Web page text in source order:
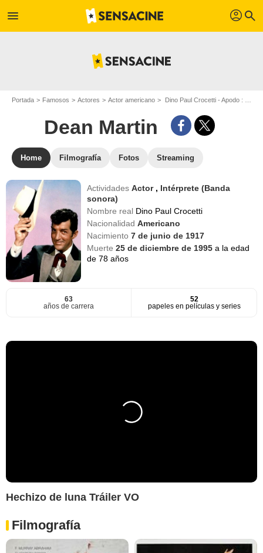
menu profil search
Portada Famosos Actores Actor americano Dino Paul Crocetti - Apodo : Dean Martin
Dean Martin
Home Filmografía Fotos Streaming
ActividadesActor , Intérprete (Banda
sonora)
Nombre real Dino Paul Crocetti
NacionalidadAmericano
Nacimiento7 de junio de 1917
Muerte25 de diciembre de 1995a la edad
de 78 años
63
años de carrera
52
papeles en películas y series
Hechizo de luna Tráiler VO
Filmografía